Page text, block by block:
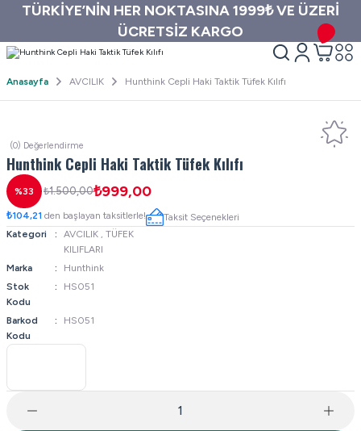
TÜRKİYE’NİN HER NOKTASINA 1999₺ VE ÜZERİ
ÜCRETSİZ KARGO
Anasayfa AVCILIK Hunthink Cepli Haki Taktik Tüfek Kılıfı
(0) Değerlendirme
Hunthink Cepli Haki Taktik Tüfek Kılıfı
%33 ₺1.500,00₺999,00
₺104,21 den başlayan taksitlerle!
Taksit Seçenekleri
Kategori
AVCILIK , TÜFEK
KILIFLARI
Marka
Hunthink
Stok
Kodu
HS051
Barkod
Kodu
HS051